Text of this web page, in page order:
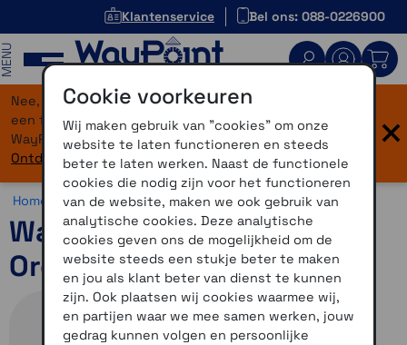
Klantenservice Bel ons: 088-0226900
Nee, je bent niet verdwaald! Onze website heeft
een flinke upgrade gekregen. Dezelfde vertrouwde
WayPoint-service, maar dan in een modern jasje.
Ontdek hier wat er allemaal nieuw is.
×
Home >Accessoires >Outdoor accessoires >Overig
WayPoint Siliconenhoes
Oregon 6x0 - 7x0 zwart
Cookie voorkeuren
Wij maken gebruik van "cookies" om onze
website te laten functioneren en steeds
beter te laten werken. Naast de functionele
cookies die nodig zijn voor het functioneren
van de website, maken we ook gebruik van
analytische cookies. Deze analytische
cookies geven ons de mogelijkheid om de
website steeds een stukje beter te maken
en jou als klant beter van dienst te kunnen
zijn. Ook plaatsen wij cookies waarmee wij,
en partijen waar we mee samen werken, jouw
gedrag kunnen volgen en persoonlijke